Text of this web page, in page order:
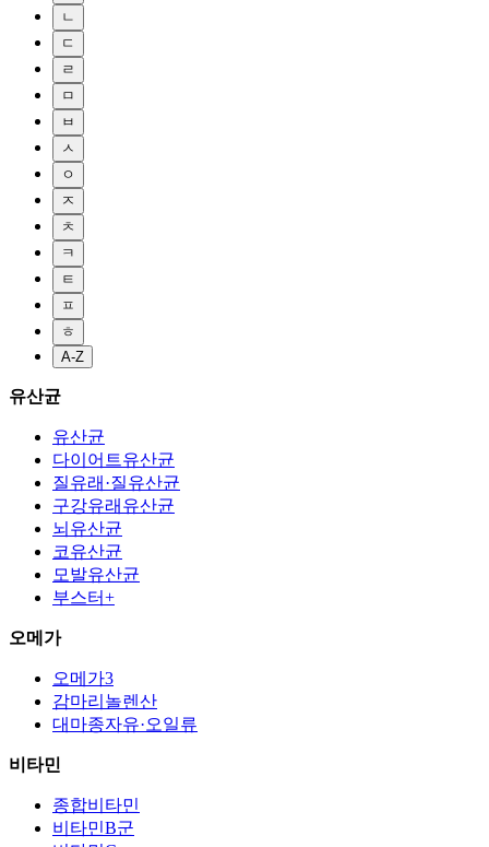
ㄴ
ㄷ
ㄹ
ㅁ
ㅂ
ㅅ
ㅇ
ㅈ
ㅊ
ㅋ
ㅌ
ㅍ
ㅎ
A-Z
유산균
유산균
다이어트유산균
질유래·질유산균
구강유래유산균
뇌유산균
코유산균
모발유산균
부스터+
오메가
오메가3
감마리놀렌산
대마종자유·오일류
비타민
종합비타민
비타민B군